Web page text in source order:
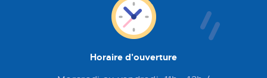
Horaire d'ouverture